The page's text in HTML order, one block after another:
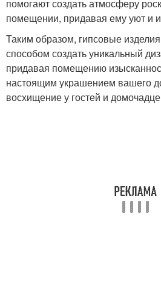
помогают создать атмосферу
помещении, придавая ему уют и
Таким образом, гипсовые
способом создать уникальный
придавая помещению
настоящим украшением вашего
восхищение у гостей и